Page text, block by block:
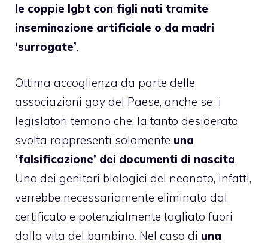
le coppie lgbt con figli nati tramite
inseminazione artificiale o da madri
‘surrogate’.
Ottima accoglienza da parte delle
associazioni gay del Paese, anche se i
legislatori temono che, la tanto desiderata
svolta rappresenti solamente una
‘falsificazione’ dei documenti di nascita.
Uno dei genitori biologici del neonato, infatti,
verrebbe necessariamente eliminato dal
certificato e potenzialmente tagliato fuori
dalla vita del bambino. Nel caso di una